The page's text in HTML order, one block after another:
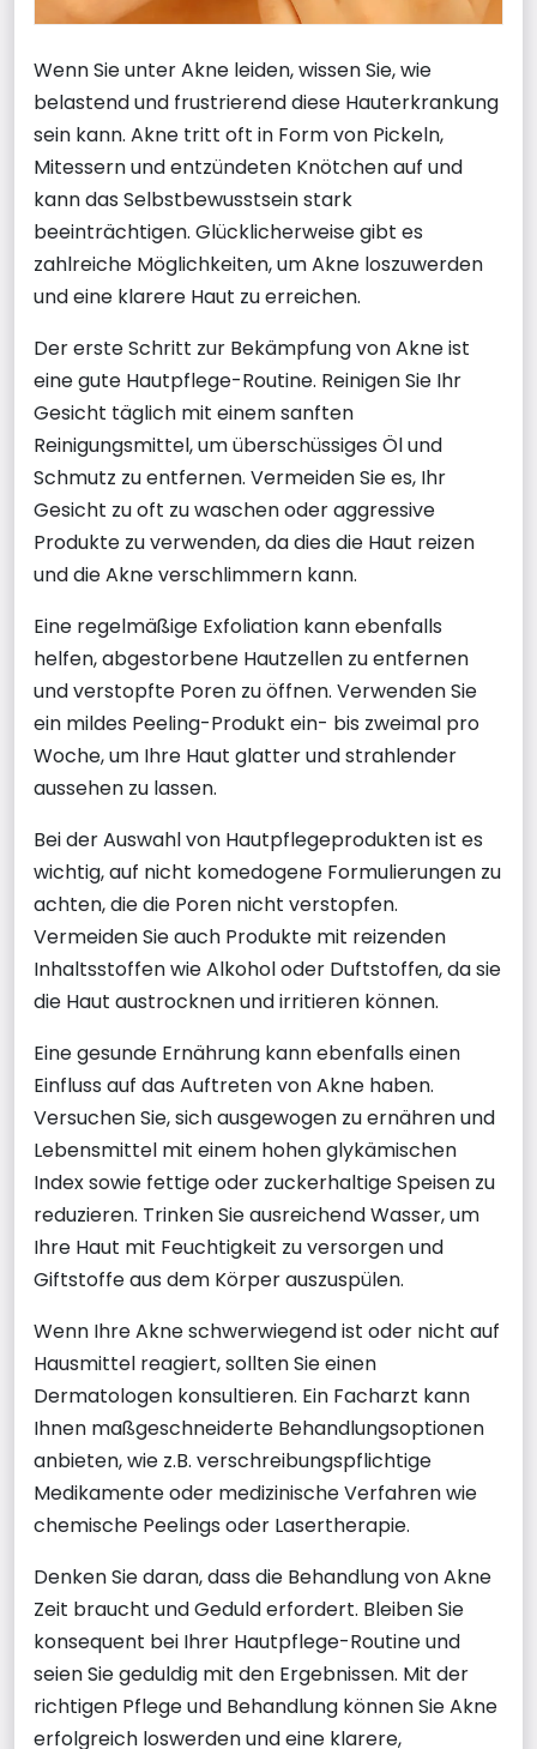
Wenn Sie unter Akne leiden, wissen Sie, wie
belastend und frustrierend diese Hauterkrankung
sein kann. Akne tritt oft in Form von Pickeln,
Mitessern und entzündeten Knötchen auf und
kann das Selbstbewusstsein stark
beeinträchtigen. Glücklicherweise gibt es
zahlreiche Möglichkeiten, um Akne loszuwerden
und eine klarere Haut zu erreichen.
Der erste Schritt zur Bekämpfung von Akne ist
eine gute Hautpflege-Routine. Reinigen Sie Ihr
Gesicht täglich mit einem sanften
Reinigungsmittel, um überschüssiges Öl und
Schmutz zu entfernen. Vermeiden Sie es, Ihr
Gesicht zu oft zu waschen oder aggressive
Produkte zu verwenden, da dies die Haut reizen
und die Akne verschlimmern kann.
Eine regelmäßige Exfoliation kann ebenfalls
helfen, abgestorbene Hautzellen zu entfernen
und verstopfte Poren zu öffnen. Verwenden Sie
ein mildes Peeling-Produkt ein- bis zweimal pro
Woche, um Ihre Haut glatter und strahlender
aussehen zu lassen.
Bei der Auswahl von Hautpflegeprodukten ist es
wichtig, auf nicht komedogene Formulierungen zu
achten, die die Poren nicht verstopfen.
Vermeiden Sie auch Produkte mit reizenden
Inhaltsstoffen wie Alkohol oder Duftstoffen, da sie
die Haut austrocknen und irritieren können.
Eine gesunde Ernährung kann ebenfalls einen
Einfluss auf das Auftreten von Akne haben.
Versuchen Sie, sich ausgewogen zu ernähren und
Lebensmittel mit einem hohen glykämischen
Index sowie fettige oder zuckerhaltige Speisen zu
reduzieren. Trinken Sie ausreichend Wasser, um
Ihre Haut mit Feuchtigkeit zu versorgen und
Giftstoffe aus dem Körper auszuspülen.
Wenn Ihre Akne schwerwiegend ist oder nicht auf
Hausmittel reagiert, sollten Sie einen
Dermatologen konsultieren. Ein Facharzt kann
Ihnen maßgeschneiderte Behandlungsoptionen
anbieten, wie z.B. verschreibungspflichtige
Medikamente oder medizinische Verfahren wie
chemische Peelings oder Lasertherapie.
Denken Sie daran, dass die Behandlung von Akne
Zeit braucht und Geduld erfordert. Bleiben Sie
konsequent bei Ihrer Hautpflege-Routine und
seien Sie geduldig mit den Ergebnissen. Mit der
richtigen Pflege und Behandlung können Sie Akne
erfolgreich loswerden und eine klarere,